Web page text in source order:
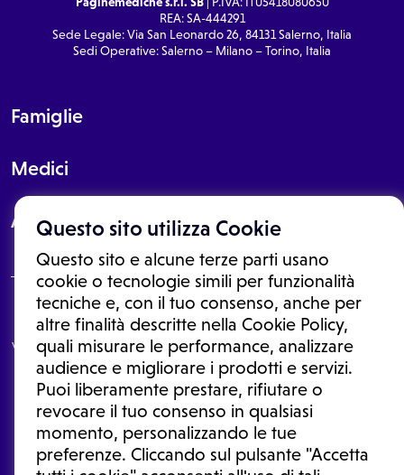
Questo sito utilizza Cookie
Questo sito e alcune terze parti usano
cookie o tecnologie simili per funzionalità
tecniche e, con il tuo consenso, anche per
altre finalità descritte nella Cookie Policy,
quali misurare le performance, analizzare
audience e migliorare i prodotti e servizi.
Puoi liberamente prestare, rifiutare o
revocare il tuo consenso in qualsiasi
momento, personalizzando le tue
preferenze. Cliccando sul pulsante "Accetta
REA: SA-444291
Sede Legale: Via San Leonardo 26, 84131 Salerno, Italia
Sedi Operative: Salerno – Milano – Torino, Italia
Famiglie
Medici
About
Le informazioni proposte in questo sito non sono un consulto medico.
In nessun caso, queste informazioni sostituiscono un consulto, una
visita o una diagnosi formulata dal medico. Non si devono considerare
le informazioni disponibili come suggerimenti per la formulazione di
una diagnosi, la determinazione di un trattamento o l'assunzione o
sospensione di un farmaco senza prima consultare un medico di
medicina generale o uno specialista.
Condizioni di utilizzo|Privacy Policy |Gestione cookie
Ⓒ 2026 | Tutti i diritti riservati.